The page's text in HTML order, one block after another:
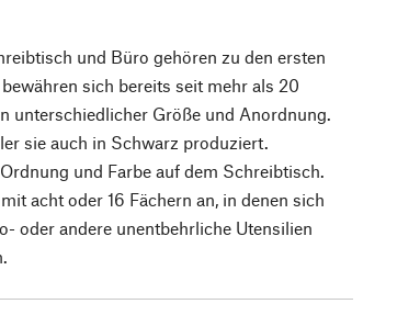
und Büro gehören zu den ersten
sich bereits seit mehr als 20
unterschiedlicher Größe und Anordnung.
sie auch in Schwarz produziert.
und Farbe auf dem Schreibtisch.
acht oder 16 Fächern an, in denen sich
oder andere unentbehrliche Utensilien